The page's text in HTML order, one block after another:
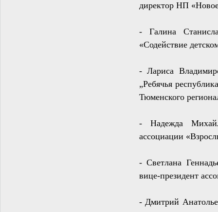
директор НП
- Галина
«Содействие
-Лариса
„Ребячья
Тюменского
- Надежда
ассоциации
-Светлана
вице-президент
-Дмитрий